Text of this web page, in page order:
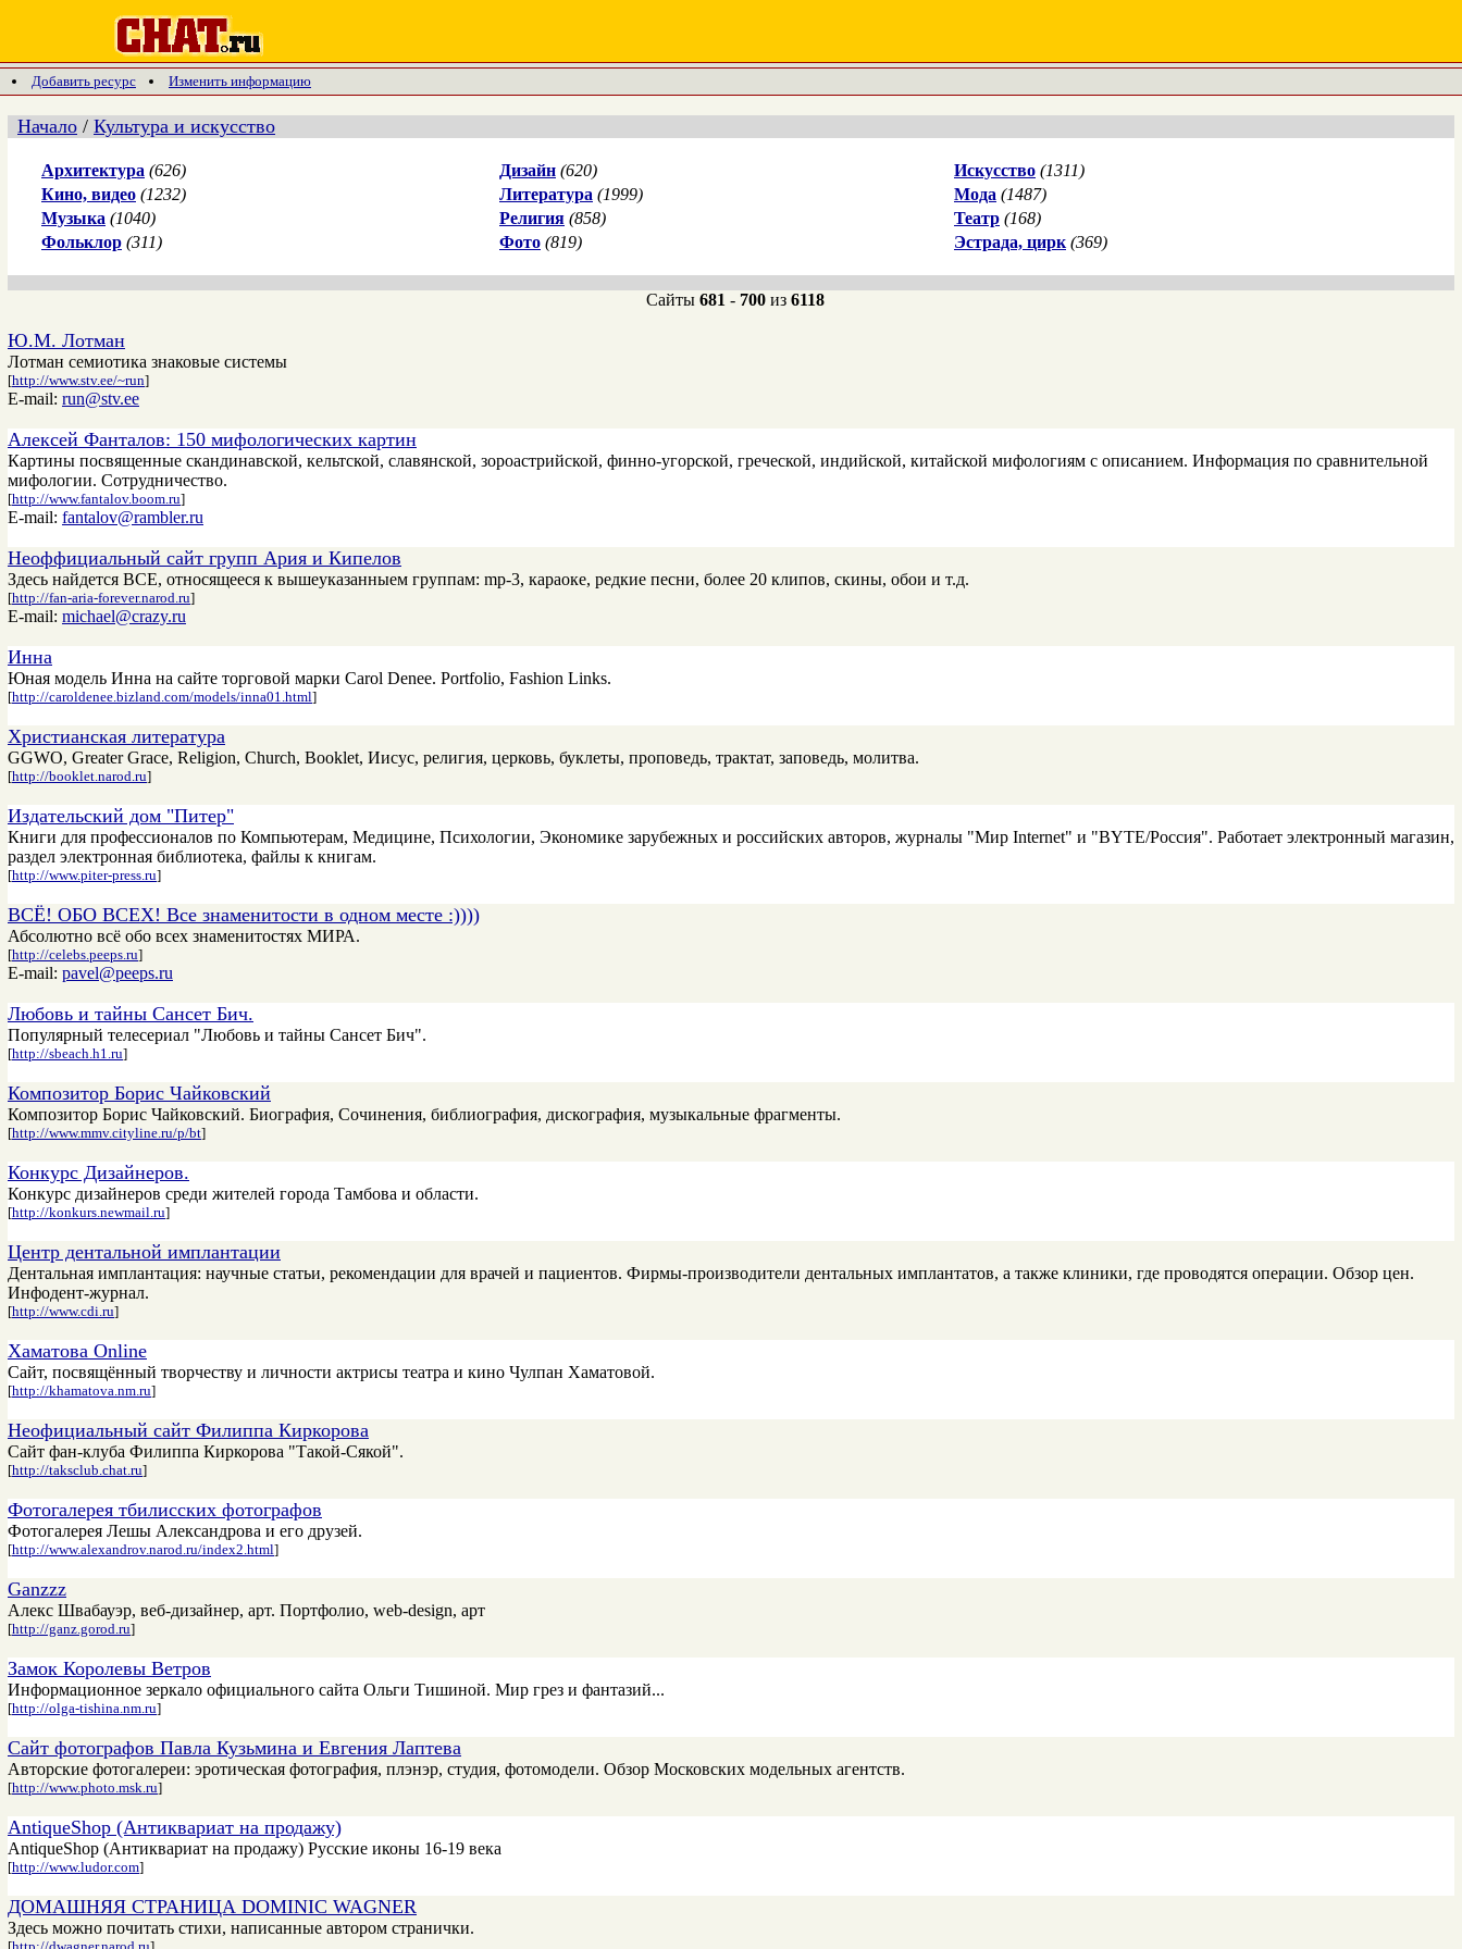
Добавить ресурс Изменить информацию
Начало / Культура и искусство
Архитектура (626) Дизайн (620) Искусство (1311)
Кино, видео (1232) Литература (1999) Мода (1487)
Музыка (1040) Религия (858) Театр (168)
Фольклор (311) Фото (819) Эстрада, цирк (369)
Сайты 681 - 700 из 6118
Ю.М. Лотман
Лотман семиотика знаковые системы
[http://www.stv.ee/~run]
E-mail: run@stv.ee
Алексей Фанталов: 150 мифологических картин
Картины посвященные скандинавской, кельтской, славянской, зороастрийской, финно-угорской, греческой, индийской, китайской мифологиям с описанием. Информация по сравнительной
мифологии. Сотрудничество.
[http://www.fantalov.boom.ru]
E-mail: fantalov@rambler.ru
Неоффициальный сайт групп Ария и Кипелов
Здесь найдется ВСЕ, относящееся к вышеуказанныем группам: mp-3, караоке, редкие песни, более 20 клипов, скины, обои и т.д.
[http://fan-aria-forever.narod.ru]
E-mail: michael@crazy.ru
Инна
Юная модель Инна на сайте торговой марки Carol Denee. Portfolio, Fashion Links.
[http://caroldenee.bizland.com/models/inna01.html]
Христианская литература
GGWO, Greater Grace, Religion, Church, Booklet, Иисус, религия, церковь, буклеты, проповедь, трактат, заповедь, молитва.
[http://booklet.narod.ru]
Издательский дом "Питер"
Книги для профессионалов по Компьютерам, Медицине, Психологии, Экономике зарубежных и российских авторов, журналы "Мир Internet" и "BYTE/Россия". Работает электронный магазин,
раздел электронная библиотека, файлы к книгам.
[http://www.piter-press.ru]
ВСЁ! ОБО ВСЕХ! Все знаменитости в одном месте :))))
Абсолютно всё обо всех знаменитостях МИРА.
[http://celebs.peeps.ru]
E-mail: pavel@peeps.ru
Любовь и тайны Сансет Бич.
Популярный телесериал "Любовь и тайны Сансет Бич".
[http://sbeach.h1.ru]
Композитор Борис Чайковский
Композитор Борис Чайковский. Биография, Сочинения, библиография, дискография, музыкальные фрагменты.
[http://www.mmv.cityline.ru/p/bt]
Конкурс Дизайнеров.
Конкурс дизайнеров среди жителей города Тамбова и области.
[http://konkurs.newmail.ru]
Центр дентальной имплантации
Дентальная имплантация: научные статьи, рекомендации для врачей и пациентов. Фирмы-производители дентальных имплантатов, а также клиники, где проводятся операции. Обзор цен.
Инфодент-журнал.
[http://www.cdi.ru]
Хаматова Online
Сайт, посвящённый творчеству и личности актрисы театра и кино Чулпан Хаматовой.
[http://khamatova.nm.ru]
Неофициальный сайт Филиппа Киркорова
Сайт фан-клуба Филиппа Киркорова "Такой-Сякой".
[http://taksclub.chat.ru]
Фотогалерея тбилисских фотографов
Фотогалерея Лешы Александрова и его друзей.
[http://www.alexandrov.narod.ru/index2.html]
Ganzzz
Алекс Швабауэр, веб-дизайнер, арт. Портфолио, web-design, арт
[http://ganz.gorod.ru]
Замок Королевы Ветров
Информационное зеркало официального сайта Ольги Тишиной. Мир грез и фантазий...
[http://olga-tishina.nm.ru]
Сайт фотографов Павла Кузьмина и Евгения Лаптева
Авторские фотогалереи: эротическая фотография, плэнэр, студия, фотомодели. Обзор Московских модельных агентств.
[http://www.photo.msk.ru]
AntiqueShop (Антиквариат на продажу)
AntiqueShop (Антиквариат на продажу) Русские иконы 16-19 века
[http://www.ludor.com]
ДОМАШНЯЯ СТРАНИЦА DOMINIC WAGNER
Здесь можно почитать стихи, написанные автором странички.